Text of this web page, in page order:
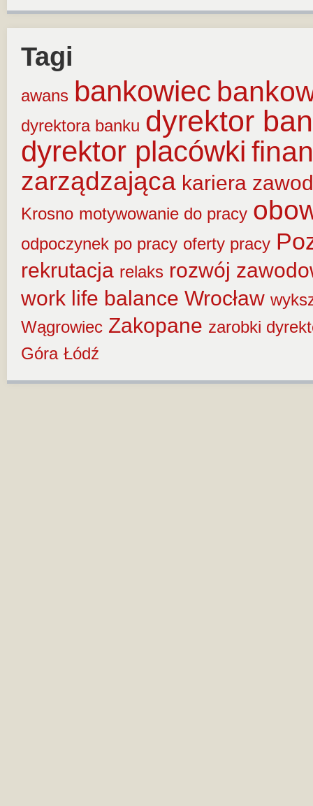
Tagi
awans bankowiec
dyrektora banku dyrektor
dyrektor placówki
zarządzająca kariera
Krosno motywowanie do pracy
odpoczynek po pracy oferty pracy
rekrutacja relaks rozwój
work life balance Wrocław
Wągrowiec Zakopane zarobki
Góra Łódź